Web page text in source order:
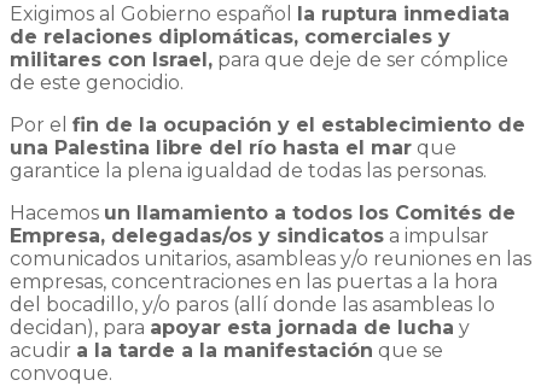
Exigimos al Gobierno español la ruptura inmediata
de relaciones diplomáticas, comerciales y
militares con Israel, para que deje de ser cómplice
de este genocidio.
Por el fin de la ocupación y el establecimiento de
una Palestina libre del río hasta el mar que
garantice la plena igualdad de todas las personas.
Hacemos un llamamiento a todos los Comités de
Empresa, delegadas/os y sindicatos a impulsar
comunicados unitarios, asambleas y/o reuniones en las
empresas, concentraciones en las puertas a la hora
del bocadillo, y/o paros (allí donde las asambleas lo
decidan), para apoyar esta jornada de lucha y
acudir a la tarde a la manifestación que se
convoque.